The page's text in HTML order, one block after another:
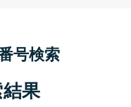
号検索
果